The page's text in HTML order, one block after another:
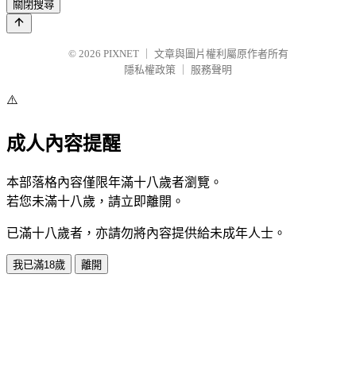
關閉搜尋
© 2026 PIXNET
文章與圖片權利屬原作者所有
隱私權政策
服務聲明
⚠️
成人內容提醒
本部落格內容僅限年滿十八歲者瀏覽。
若您未滿十八歲，請立即離開。
已滿十八歲者，亦請勿將內容提供給未成年人士。
我已滿18歲 離開